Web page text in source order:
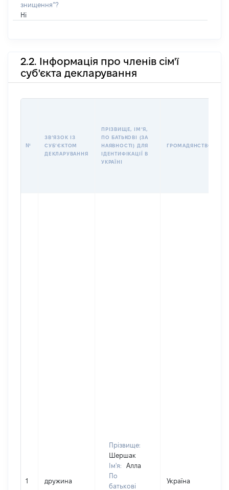
знищення”?
Ні
2.2. Інформація про членів сім'ї
суб'єкта декларування
№
ЗВʼЯЗОК ІЗ
СУБʼЄКТОМ
ДЕКЛАРУВАННЯ
ПРІЗВИЩЕ, ІМʼЯ,
ПО БАТЬКОВІ (ЗА
НАЯВНОСТІ) ДЛЯ
ІДЕНТИФІКАЦІЇ В
УКРАЇНІ
ГРОМАДЯНСТВО
1 дружина
Прізвище:
Шершак
Ім'я:
Алла
По
батькові
Україна